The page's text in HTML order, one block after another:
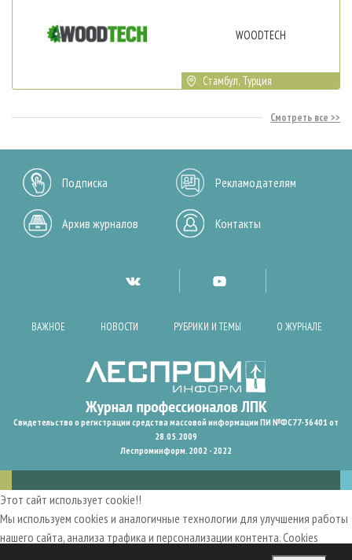
WOODTECH
Стамбул, Турция
Смотреть все
Подписка Рекламодателям
Архив журналов Контакты
ВАЖНОЕ НОВОСТИ РУБРИКИ И ТЕМЫ О ЖУРНАЛЕ
Свидетельство о регистрации средства массовой информации ПИ №ФС77-36401 от
28.05.2009
Леспроминформ. 2002 - 2022
Этот сайт использует cookie!!
Мы используем cookies и аналогичные технологии для улучшения работы
нашего сайта, анализа трафика и персонализации контента. Cookies